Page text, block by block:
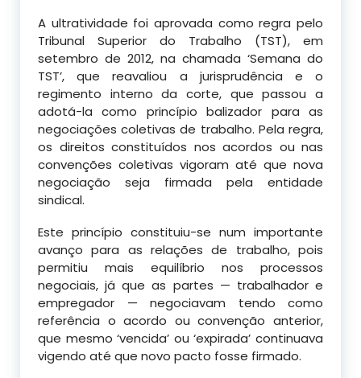
A ultratividade foi aprovada como regra pelo
Tribunal Superior do Trabalho (TST), em
setembro de 2012, na chamada ‘Semana do
TST’, que reavaliou a jurisprudência e o
regimento interno da corte, que passou a
adotá-la como princípio balizador para as
negociações coletivas de trabalho. Pela regra,
os direitos constituídos nos acordos ou nas
convenções coletivas vigoram até que nova
negociação seja firmada pela entidade
sindical.
Este princípio constituiu-se num importante
avanço para as relações de trabalho, pois
permitiu mais equilíbrio nos processos
negociais, já que as partes — trabalhador e
empregador — negociavam tendo como
referência o acordo ou convenção anterior,
que mesmo ‘vencida’ ou ‘expirada’ continuava
vigendo até que novo pacto fosse firmado.